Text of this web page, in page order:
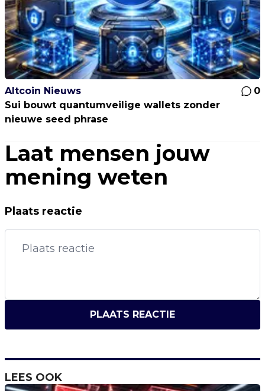
Altcoin Nieuws
0
Sui bouwt quantumveilige wallets zonder
nieuwe seed phrase
Laat mensen jouw
mening weten
Plaats reactie
PLAATS REACTIE
LEES OOK